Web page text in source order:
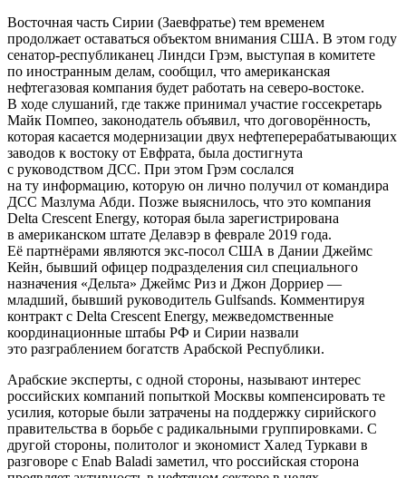
Восточная часть Сирии (Заевфратье) тем временем
продолжает оставаться объектом внимания США. В этом году
сенатор-республиканец Линдси Грэм, выступая в комитете
по иностранным делам, сообщил, что американская
нефтегазовая компания будет работать на северо-востоке.
В ходе слушаний, где также принимал участие госсекретарь
Майк Помпео, законодатель объявил, что договорённость,
которая касается модернизации двух нефтеперерабатывающих
заводов к востоку от Евфрата, была достигнута
с руководством ДСС. При этом Грэм сослался
на ту информацию, которую он лично получил от командира
ДСС Мазлума Абди. Позже выяснилось, что это компания
Delta Crescent Energy, которая была зарегистрирована
в американском штате Делавэр в феврале 2019 года.
Её партнёрами являются экс-посол США в Дании Джеймс
Кейн, бывший офицер подразделения сил специального
назначения «Дельта» Джеймс Риз и Джон Дорриер —
младший, бывший руководитель Gulfsands. Комментируя
контракт с Delta Crescent Energy, межведомственные
координационные штабы РФ и Сирии назвали
это разграблением богатств Арабской Республики.
Арабские эксперты, с одной стороны, называют интерес
российских компаний попыткой Москвы компенсировать те
усилия, которые были затрачены на поддержку сирийского
правительства в борьбе с радикальными группировками. С
другой стороны, политолог и экономист Халед Туркави в
разговоре с Enab Baladi заметил, что российская сторона